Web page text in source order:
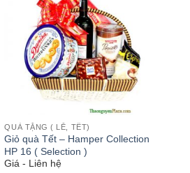
QUÀ TẶNG ( LỄ, TẾT)
Giỏ quà Tết – Hamper Collection
HP 16 ( Selection )
Giá - Liên hệ